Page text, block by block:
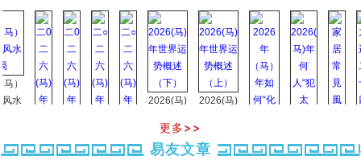
种种“面相”大剖析
同年同月同日同时同地生命运为何却完全不同？
商舖大門的風水原則 (上)
玄空本义(十一)
家居常見風水形煞及化解方法 (三)
天要下雨娘要嫁人
六爻測住宅風水 (五)
一篇文章解答八字命理所有困惑
2026(马)
（下）
2026(马)
势概述
（上）
年
马)年
更多>>
易友文章